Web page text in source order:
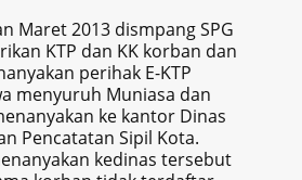
Maret 2013 dismpang SPG
KTP dan KK korban dan
perihak E-KTP
menyuruh Muniasa dan
ke kantor Dinas
Pencatatan Sipil Kota.
kedinas tersebut